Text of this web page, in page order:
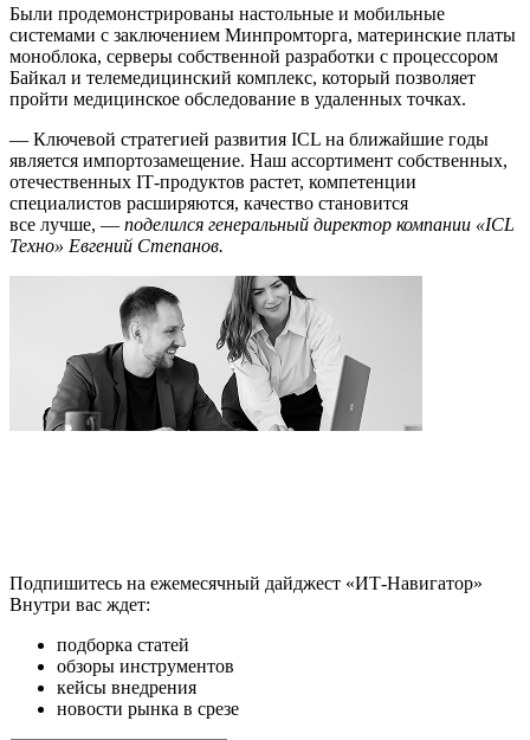
Были продемонстрированы настольные и мобильные
системами с заключением Минпромторга, материнские платы
моноблока, серверы собственной разработки с процессором
Байкал и телемедицинский комплекс, который позволяет
пройти медицинское обследование в удаленных точках.
— Ключевой стратегией развития ICL на ближайшие годы
является импортозамещение. Наш ассортимент собственных,
отечественных IТ-продуктов растет, компетенции
специалистов расширяются, качество становится
все лучше, — поделился генеральный директор компании «ICL
Техно» Евгений Степанов.
Подпишитесь на ежемесячный дайджест «ИТ-Навигатор»
Внутри вас ждет:
подборка статей
обзоры инструментов
кейсы внедрения
новости рынка в срезе